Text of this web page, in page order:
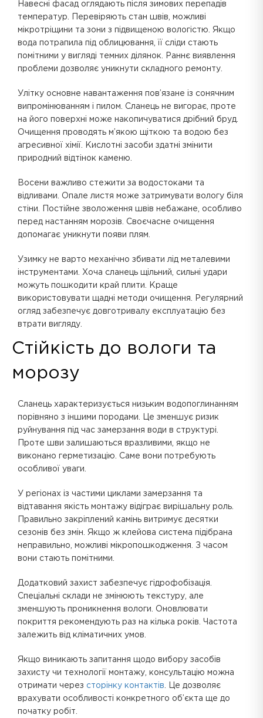
Навесні фасад оглядають після зимових перепадів
температур. Перевіряють стан швів, можливі
мікротріщини та зони з підвищеною вологістю. Якщо
вода потрапила під облицювання, її сліди стають
помітними у вигляді темних ділянок. Раннє виявлення
проблеми дозволяє уникнути складного ремонту.
Улітку основне навантаження пов’язане із сонячним
випромінюванням і пилом. Сланець не вигорає, проте
на його поверхні може накопичуватися дрібний бруд.
Очищення проводять м’якою щіткою та водою без
агресивної хімії. Кислотні засоби здатні змінити
природний відтінок каменю.
Восени важливо стежити за водостоками та
відливами. Опале листя може затримувати вологу біля
стіни. Постійне зволоження швів небажане, особливо
перед настанням морозів. Своєчасне очищення
допомагає уникнути появи плям.
Узимку не варто механічно збивати лід металевими
інструментами. Хоча сланець щільний, сильні удари
можуть пошкодити край плити. Краще
використовувати щадні методи очищення. Регулярний
огляд забезпечує довготривалу експлуатацію без
втрати вигляду.
Стійкість до вологи та
морозу
Сланець характеризується низьким водопоглинанням
порівняно з іншими породами. Це зменшує ризик
руйнування під час замерзання води в структурі.
Проте шви залишаються вразливими, якщо не
виконано герметизацію. Саме вони потребують
особливої уваги.
У регіонах із частими циклами замерзання та
відтавання якість монтажу відіграє вирішальну роль.
Правильно закріплений камінь витримує десятки
сезонів без змін. Якщо ж клейова система підібрана
неправильно, можливі мікропошкодження. З часом
вони стають помітними.
Додатковий захист забезпечує гідрофобізація.
Спеціальні склади не змінюють текстуру, але
зменшують проникнення вологи. Оновлювати
покриття рекомендують раз на кілька років. Частота
залежить від кліматичних умов.
Якщо виникають запитання щодо вибору засобів
захисту чи технології монтажу, консультацію можна
отримати через сторінку контактів . Це дозволяє
врахувати особливості конкретного об’єкта ще до
початку робіт.